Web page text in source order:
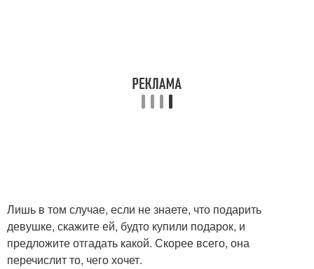
Лишь в том случае, если не знаете, что подарить
девушке, скажите ей, будто купили подарок, и
предложите отгадать какой. Скорее всего, она
перечислит то, чего хочет.